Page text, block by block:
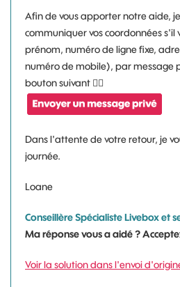
Afin de vous apporter notre aide,
communiquer vos coordonnées s'il
prénom, numéro de ligne fixe,
numéro de mobile), par message
bouton suivant 👇🏻
Dans l'attente de votre retour, je
journée.
Loane
Conseillère Spécialiste Livebox et
Ma réponse vous a aidé ?
Voir la solution dans l'envoi